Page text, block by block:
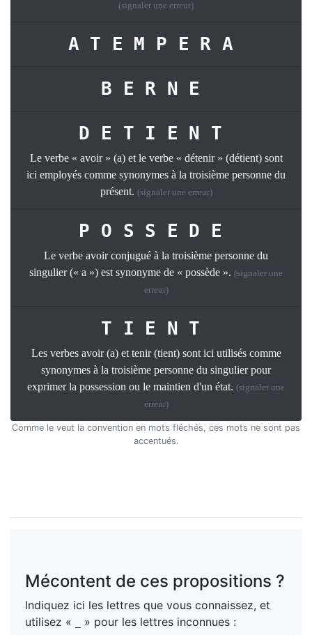
(signaler une erreur)
ATEMPERA
BERNE
DETIENT
Le verbe « avoir » (a) et le verbe « détenir » (détient) sont
ici employés comme synonymes à la troisième personne du
présent. (signaler une erreur)
POSSEDE
Le verbe avoir conjugué à la troisième personne du
singulier (« a ») est synonyme de « possède ». (signaler une
erreur)
TIENT
Les verbes avoir (a) et tenir (tient) sont ici utilisés comme
synonymes à la troisième personne du singulier pour
exprimer la possession ou le maintien d'un état. (signaler une
erreur)
Comme le veut la convention en mots fléchés, ces mots ne sont pas
accentués.
Mécontent de ces propositions ?
Indiquez ici les lettres que vous connaissez, et
utilisez «
» pour les lettres inconnues :